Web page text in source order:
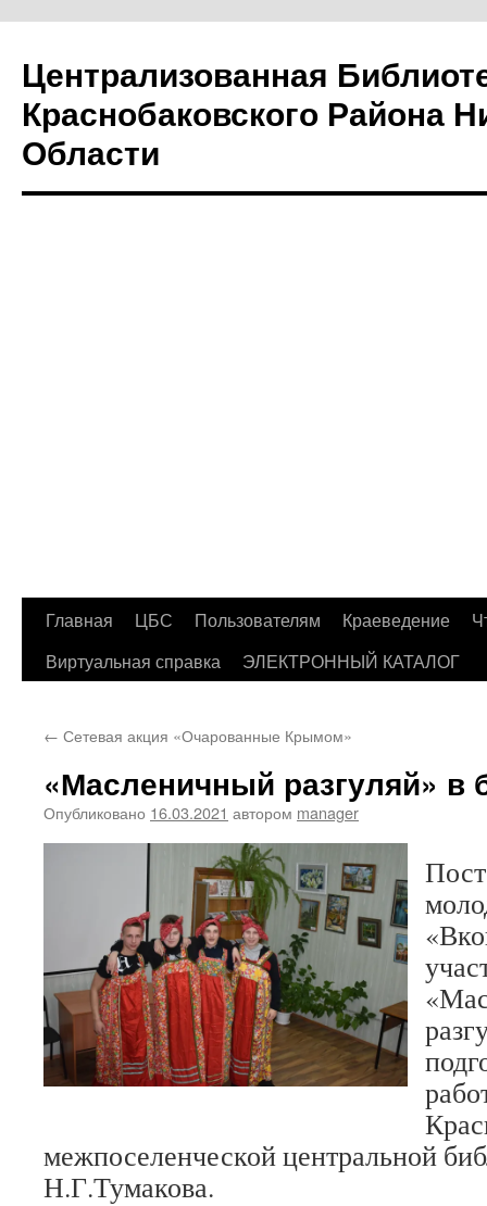
Централизованная
Краснобаковского Района
Области
Перейти
Главная ЦБС Пользователям Краеведение
Виртуальная справка
ЭЛЕКТРОННЫЙ КАТАЛОГ
← Сетевая акция «Очарованные Крымом»
«Масленичный разгуляй» в
Опубликовано 16.03.2021 автором manager
межпоселенческой центральной
Н.Г.Тумакова.